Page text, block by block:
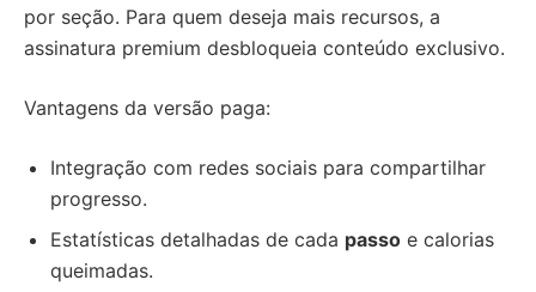
por seção. Para quem deseja mais recursos, a
assinatura premium desbloqueia conteúdo exclusivo.
Vantagens da versão paga:
Integração com redes sociais para compartilhar
progresso.
Estatísticas detalhadas de cada passo e calorias
queimadas.